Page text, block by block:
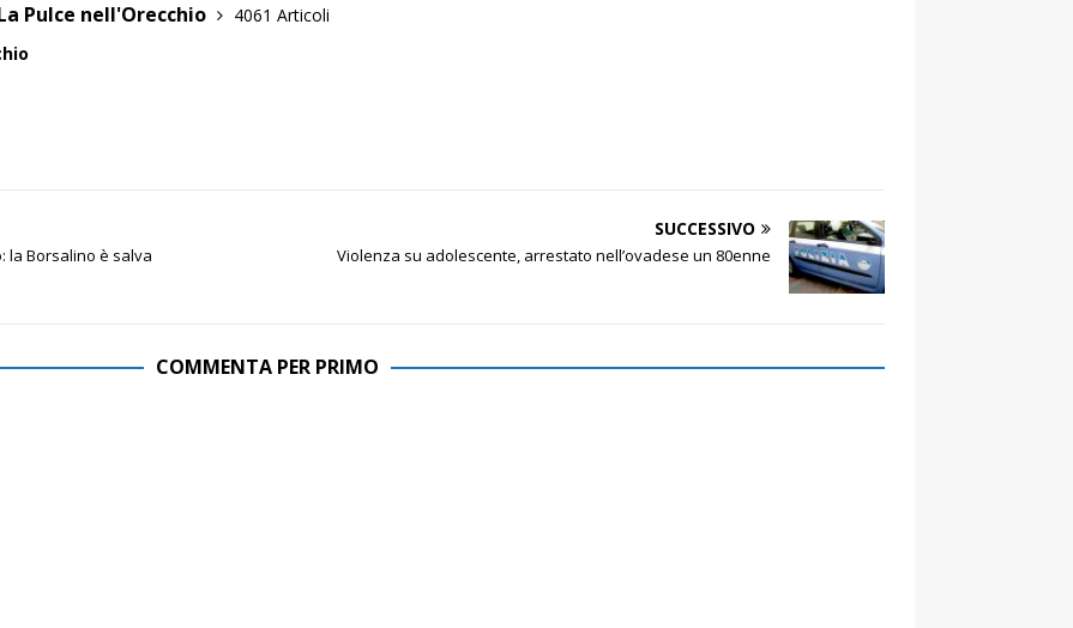
Pulce nell'Orecchio
4061 Articoli
la Borsalino è salva
SUCCESSIVO
Violenza su adolescente, arrestato nell’ovadese un 80enne
COMMENTA PER PRIMO